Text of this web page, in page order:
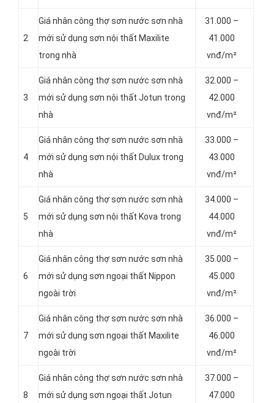
2
Giá nhân công thợ sơn nước sơn nhà
mới sử dụng sơn nội thất Maxilite
trong nhà
31.000 –
41.000
vnđ/m²
3
Giá nhân công thợ sơn nước sơn nhà
mới sử dụng sơn nội thất Jotun trong
nhà
32.000 –
42.000
vnđ/m²
4
Giá nhân công thợ sơn nước sơn nhà
mới sử dụng sơn nội thất Dulux trong
nhà
33.000 –
43.000
vnđ/m²
5
Giá nhân công thợ sơn nước sơn nhà
mới sử dụng sơn nội thất Kova trong
nhà
34.000 –
44.000
vnđ/m²
6
Giá nhân công thợ sơn nước sơn nhà
mới sử dụng sơn ngoại thất Nippon
ngoài trời
35.000 –
45.000
vnđ/m²
7
Giá nhân công thợ sơn nước sơn nhà
mới sử dụng sơn ngoại thất Maxilite
ngoài trời
36.000 –
46.000
vnđ/m²
8
Giá nhân công thợ sơn nước sơn nhà
mới sử dụng sơn ngoại thất Jotun
37.000 –
47.000